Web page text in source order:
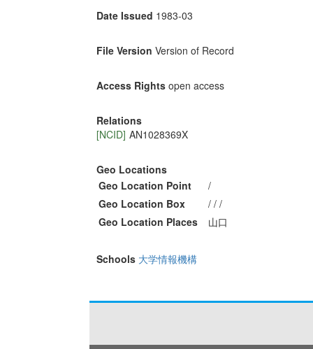
Date Issued 1983-03
File Version Version of Record
Access Rights open access
Relations
[NCID] AN1028369X
Geo Locations
Geo Location Point
/
Geo Location Box
/ / /
Geo Location Places
山口
Schools 大学情報機構